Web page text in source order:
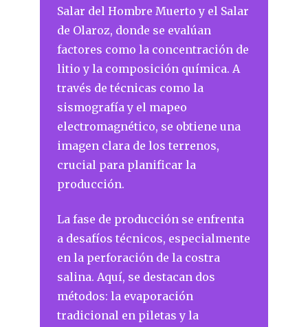
Salar del Hombre Muerto y el Salar
de Olaroz, donde se evalúan
factores como la concentración de
litio y la composición química. A
través de técnicas como la
sismografía y el mapeo
electromagnético, se obtiene una
imagen clara de los terrenos,
crucial para planificar la
producción.
La fase de producción se enfrenta
a desafíos técnicos, especialmente
en la perforación de la costra
salina. Aquí, se destacan dos
métodos: la evaporación
tradicional en piletas y la